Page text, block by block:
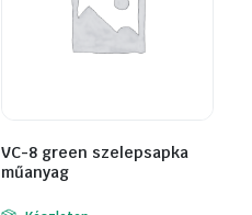
VC-8 green szelepsapka
műanyag